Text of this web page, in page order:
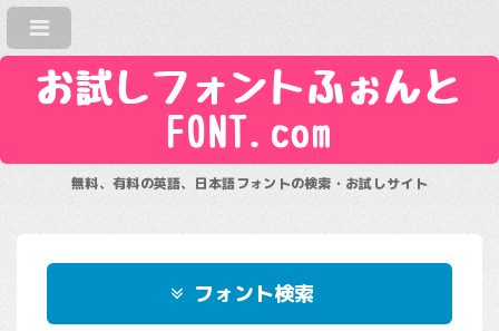
お試しフォントふぉんと
FONT.com
無料、有料の英語、日本語フォントの検索・お試しサイト
フォント検索